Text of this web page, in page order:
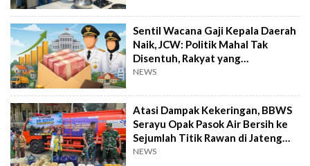
Sentil Wacana Gaji Kepala Daerah
Naik, JCW: Politik Mahal Tak
Disentuh, Rakyat yang
Menanggung
NEWS
Atasi Dampak Kekeringan, BBWS
Serayu Opak Pasok Air Bersih ke
Sejumlah Titik Rawan di Jateng
dan DIY
NEWS